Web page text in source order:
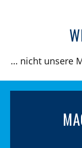
… nicht unsere